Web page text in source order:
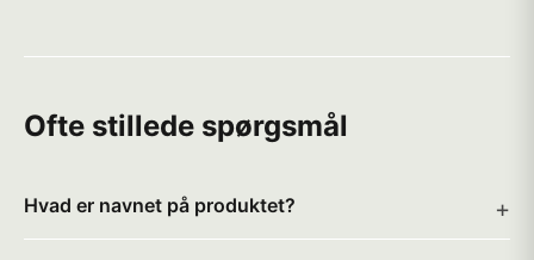
Ofte stillede spørgsmål
Hvad er navnet på produktet?